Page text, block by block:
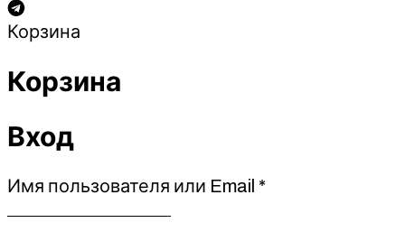
Корзина
Корзина
Вход
Имя пользователя или Email *Обязательно